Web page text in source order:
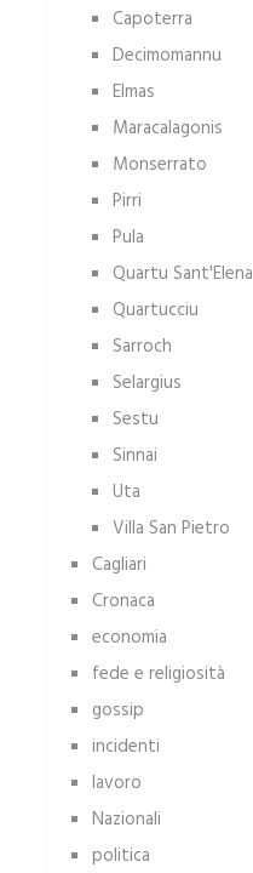
Capoterra
Decimomannu
Elmas
Maracalagonis
Monserrato
Pirri
Pula
Quartu Sant'Elena
Quartucciu
Sarroch
Selargius
Sestu
Sinnai
Uta
Villa San Pietro
Cagliari
Cronaca
economia
fede e religiosità
gossip
incidenti
lavoro
Nazionali
politica